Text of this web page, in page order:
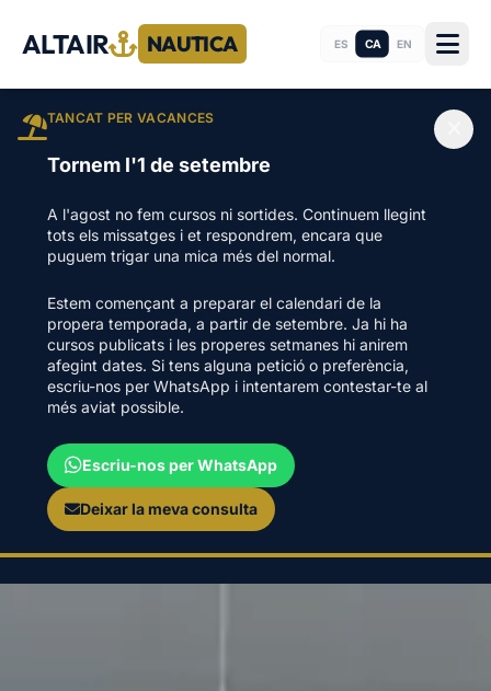
ALTAIR NAUTICA ES CA EN
TANCAT PER VACANCES
Tornem l'1 de setembre
A l'agost no fem cursos ni sortides. Continuem llegint
tots els missatges i et respondrem, encara que
puguem trigar una mica més del normal.
Estem començant a preparar el calendari de la
propera temporada, a partir de setembre. Ja hi ha
cursos publicats i les properes setmanes hi anirem
afegint dates. Si tens alguna petició o preferència,
escriu-nos per WhatsApp i intentarem contestar-te al
més aviat possible.
Escriu-nos per WhatsApp
Deixar la meva consulta